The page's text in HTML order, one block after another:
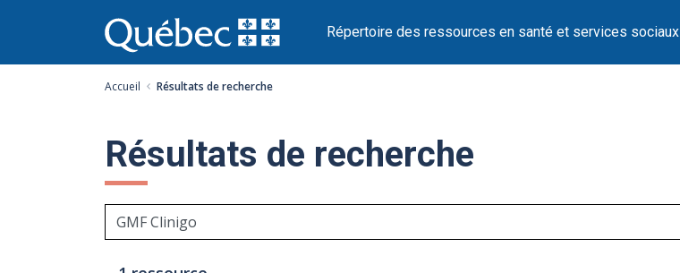
au
contenu
Répertoire des ressources en santé et services sociaux
Accueil Résultats de recherche
Résultats de recherche